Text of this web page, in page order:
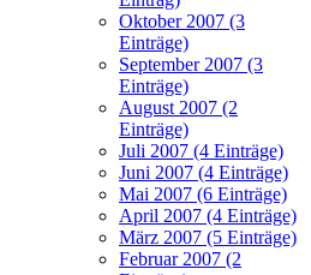
Oktober 2007 (3
Einträge)
September 2007 (3
Einträge)
August 2007 (2
Einträge)
Juli 2007 (4 Einträge)
Juni 2007 (4 Einträge)
Mai 2007 (6 Einträge)
April 2007 (4 Einträge)
März 2007 (5 Einträge)
Februar 2007 (2